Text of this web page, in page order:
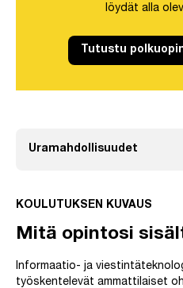
löydät alla
Tutustu
Uramahdollisuudet
KOULUTUKSEN KUVAUS
Mitä opintosi
Informaatio- ja
työskentelevät ammattilaiset